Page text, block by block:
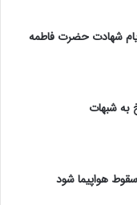
شهادت حضرت فاطمه
به شبهات